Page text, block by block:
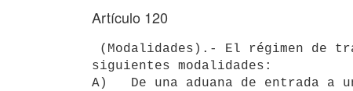
Artículo 120
siguientes modalidades:
A)   De una aduana de entrada a